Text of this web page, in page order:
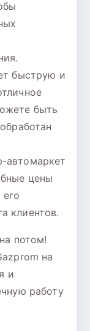
быструю и
быть
автомаркет
цены
клиентов.
потом!
на
и
работу